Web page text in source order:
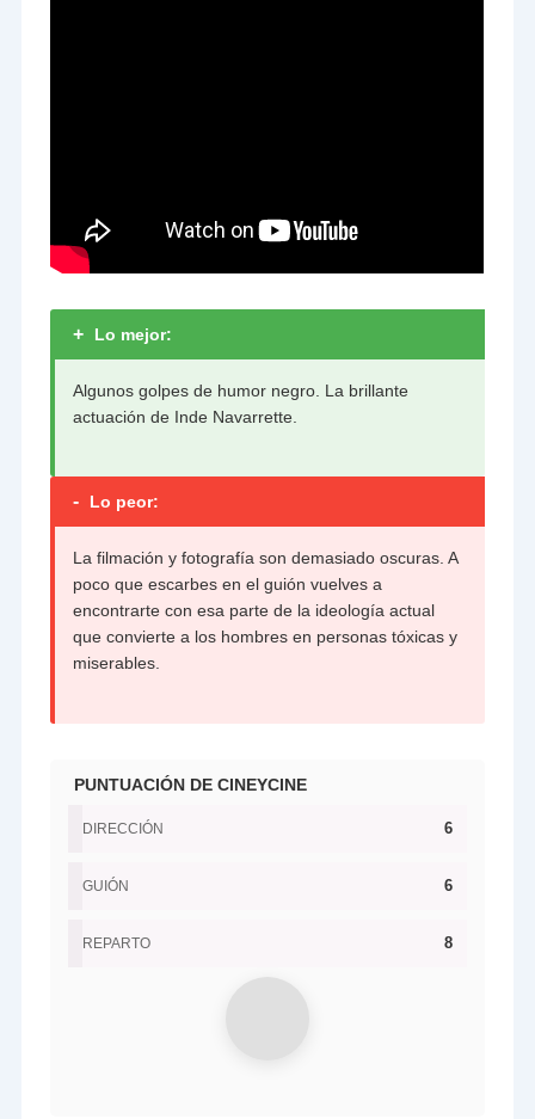
+ Lo mejor:
Algunos golpes de humor negro. La brillante
actuación de Inde Navarrette.
- Lo peor:
La filmación y fotografía son demasiado oscuras. A
poco que escarbes en el guión vuelves a
encontrarte con esa parte de la ideología actual
que convierte a los hombres en personas tóxicas y
miserables.
PUNTUACIÓN DE CINEYCINE
DIRECCIÓN 6
GUIÓN 6
REPARTO 8